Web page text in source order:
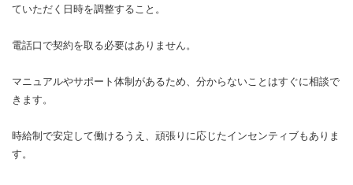
ていただく日時を調整すること。
電話口で契約を取る必要はありません。
マニュアルやサポート体制があるため、分からないことはすぐに相談で
きます。
時給制で安定して働けるうえ、頑張りに応じたインセンティブもありま
す。